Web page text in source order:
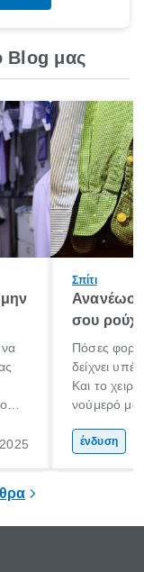
Blog μας
να
ή
Σπίτι
σου
Πόσες
δείχνει
Και το
νούμερό
που
ένδυση